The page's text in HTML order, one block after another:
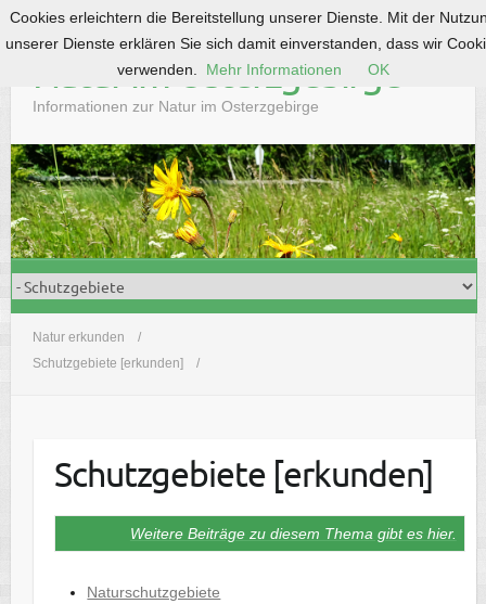
S
k
o
c
o
n
t
Natur im Osterzgebirge
Informationen zur Natur im Osterzgebirge
Natur erkunden
Schutzgebiete [erkunden]
Schutzgebiete [erkunden]
Weitere Beiträge zu diesem Thema gibt es hier.
Naturschutzgebiete
Cookies erleichtern die Bereitstellung unserer Dienste. Mit der
unserer Dienste erklären Sie sich damit einverstanden, dass wir
verwenden.
Mehr Informationen OK